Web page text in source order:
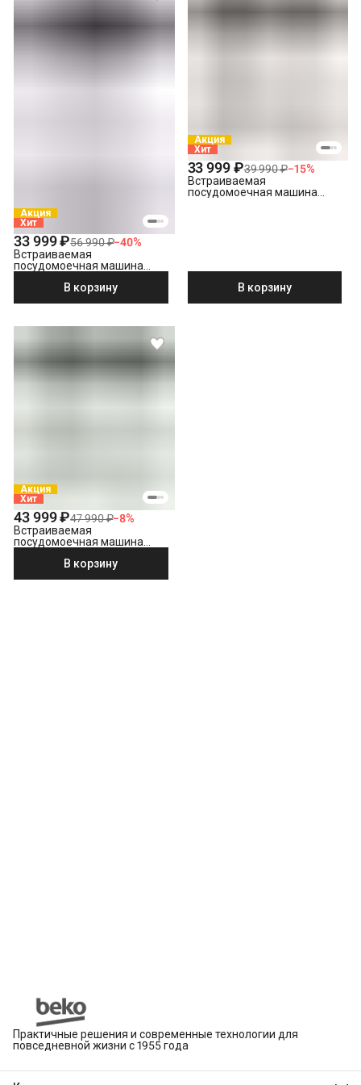
Акция
Хит
33 999 ₽56 990 ₽−40%
Встраиваемая
посудомоечная машина
В корзину
Акция
Хит
33 999 ₽39 990 ₽−15%
Встраиваемая
посудомоечная машина
В корзину
Акция
Хит
43 999 ₽47 990 ₽−8%
Встраиваемая
посудомоечная машина
В корзину
Практичные решения и современные технологии для
повседневной жизни с 1955 года